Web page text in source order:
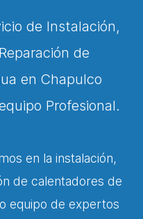
de Instalación,
de
en Chapulco
Profesional.
en la instalación,
de calentadores de
equipo de expertos